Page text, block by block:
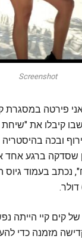
Screenshot
פירטה במסגרת
קיבלו את
ובכה בהיסטריה
שסדקה ברגע אחד
נכתב בעמוד גיוס
של קים קיי הייתה
מזמנה כדי